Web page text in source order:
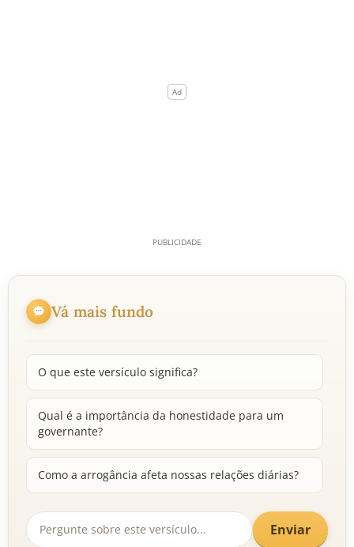
Vá mais fundo
O que este versículo significa?
Qual é a importância da honestidade para um
governante?
Como a arrogância afeta nossas relações diárias?
Enviar